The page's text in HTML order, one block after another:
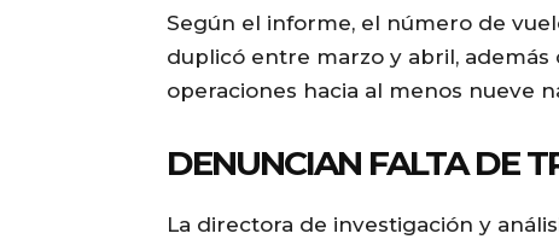
Según el informe, el número de
duplicó entre marzo y abril,
operaciones hacia al menos nueve
DENUNCIAN FALTA DE
La directora de investigación y